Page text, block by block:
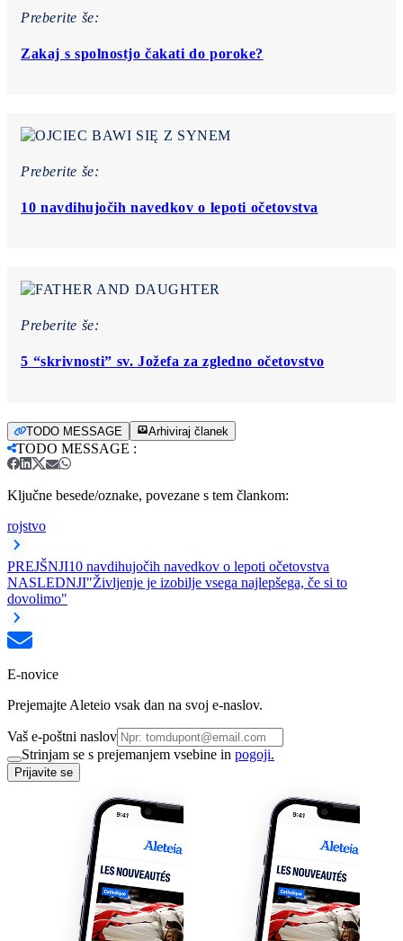
Preberite še:
Zakaj s spolnostjo čakati do poroke?
Preberite še:
10 navdihujočih navedkov o lepoti očetovstva
Preberite še:
5 “skrivnosti” sv. Jožefa za zgledno očetovstvo
TODO MESSAGE Arhiviraj članek
TODO MESSAGE :
Ključne besede/oznake, povezane s tem člankom:
rojstvo
PREJŠNJI10 navdihujočih navedkov o lepoti očetovstva
NASLEDNJI"Življenje je izobilje vsega najlepšega, če si to
dovolimo"
E-novice
Prejemajte Aleteio vsak dan na svoj e-naslov.
Vaš e-poštni naslov
Strinjam se s prejemanjem vsebine in pogoji.
Prijavite se